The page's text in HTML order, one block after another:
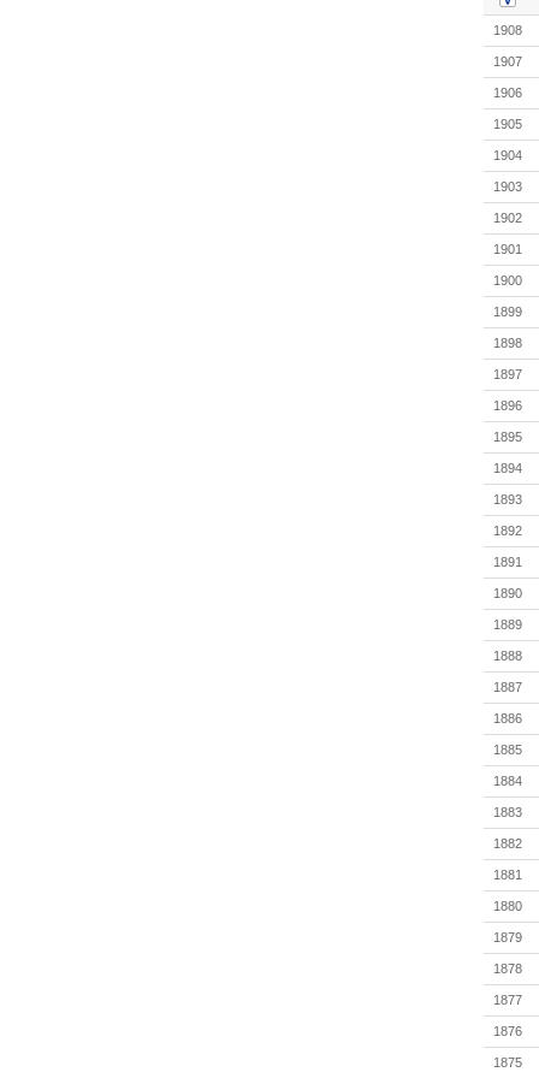
1908
1907
1906
1905
1904
1903
1902
1901
1900
1899
1898
1897
1896
1895
1894
1893
1892
1891
1890
1889
1888
1887
1886
1885
1884
1883
1882
1881
1880
1879
1878
1877
1876
1875